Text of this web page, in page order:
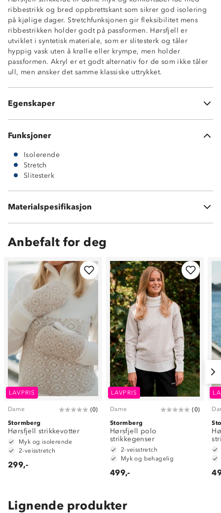
ribbestrikk og bred oppbrettskant som sikrer god isolering
på kjølige dager. Stretchfunksjonen gir fleksibilitet mens
ribbestrikken holder godt på passformen. Hørsfjell er
utviklet i syntetisk materiale, som er slitesterk og tåler
hyppig vask uten å krølle eller krympe, men holder
passformen. Akryl er et godt alternativ for de som ikke tåler
ull, men ønsker det samme klassiske uttrykket.
Egenskaper
Bred oppbrettskant
Funksjoner
Isolerende
Stretch
Slitesterk
Materialspesifikasjon
100 % akryl
Anbefalt for deg
LAVPRIS
Dame (0)
Stormberg
Hørsfjell strikkevotter
Myk og isolerende
2-veisstretch
299,-
LAVPRIS
Dame (0)
Stormberg
Hørsfjell polo
strikkegenser
2-veisstretch
Myk og behagelig
499,-
Lignende produkter